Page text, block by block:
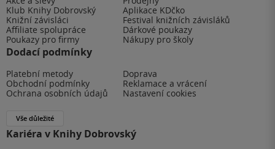
Klub Knihy Dobrovský
Aplikace KDčko
Knižní závisláci
Festival knižních závisláků
Affiliate spolupráce
Dárkové poukazy
Poukazy pro firmy
Nákupy pro školy
Dodací podmínky
Platební metody
Doprava
Obchodní podmínky
Reklamace a vrácení
Ochrana osobních údajů
Nastavení cookies
Vše důležité
Kariéra v Knihy Dobrovský